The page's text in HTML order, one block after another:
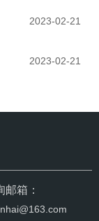
2023-02-21
2023-02-21
邮箱：